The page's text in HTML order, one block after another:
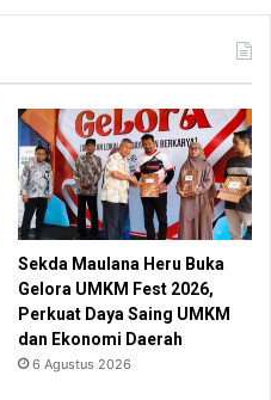
Sekda Maulana Heru Buka
Gelora UMKM Fest 2026,
Perkuat Daya Saing UMKM
dan Ekonomi Daerah
6 Agustus 2026